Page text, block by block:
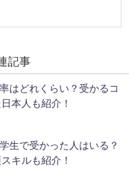
記事
はどれくらい？受かるコ
本人も紹介！
生で受かった人はいる？
キルも紹介！